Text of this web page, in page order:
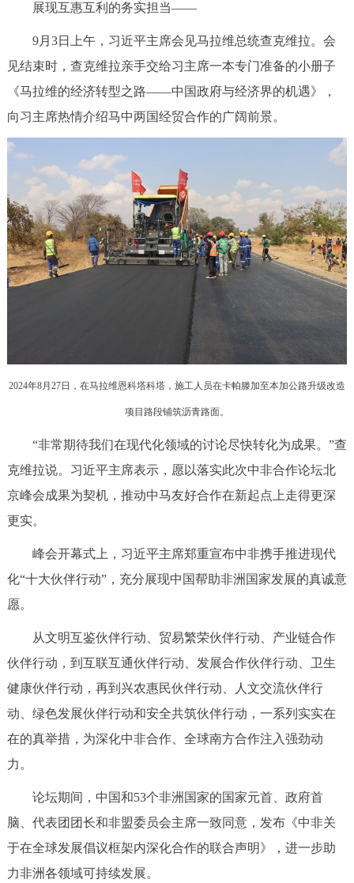
展现互惠互利的务实担当——
9月3日上午，习近平主席会见马拉维总统查克维拉。会
见结束时，查克维拉亲手交给习主席一本专门准备的小册子
《马拉维的经济转型之路——中国政府与经济界的机遇》，
向习主席热情介绍马中两国经贸合作的广阔前景。
2024年8月27日，在马拉维恩科塔科塔，施工人员在卡帕滕加至本加公路升级改造
项目路段铺筑沥青路面。
“非常期待我们在现代化领域的讨论尽快转化为成果。”查
克维拉说。习近平主席表示，愿以落实此次中非合作论坛北
京峰会成果为契机，推动中马友好合作在新起点上走得更深
更实。
峰会开幕式上，习近平主席郑重宣布中非携手推进现代
化“十大伙伴行动”，充分展现中国帮助非洲国家发展的真诚意
愿。
从文明互鉴伙伴行动、贸易繁荣伙伴行动、产业链合作
伙伴行动，到互联互通伙伴行动、发展合作伙伴行动、卫生
健康伙伴行动，再到兴农惠民伙伴行动、人文交流伙伴行
动、绿色发展伙伴行动和安全共筑伙伴行动，一系列实实在
在的真举措，为深化中非合作、全球南方合作注入强劲动
力。
论坛期间，中国和53个非洲国家的国家元首、政府首
脑、代表团团长和非盟委员会主席一致同意，发布《中非关
于在全球发展倡议框架内深化合作的联合声明》，进一步助
力非洲各领域可持续发展。